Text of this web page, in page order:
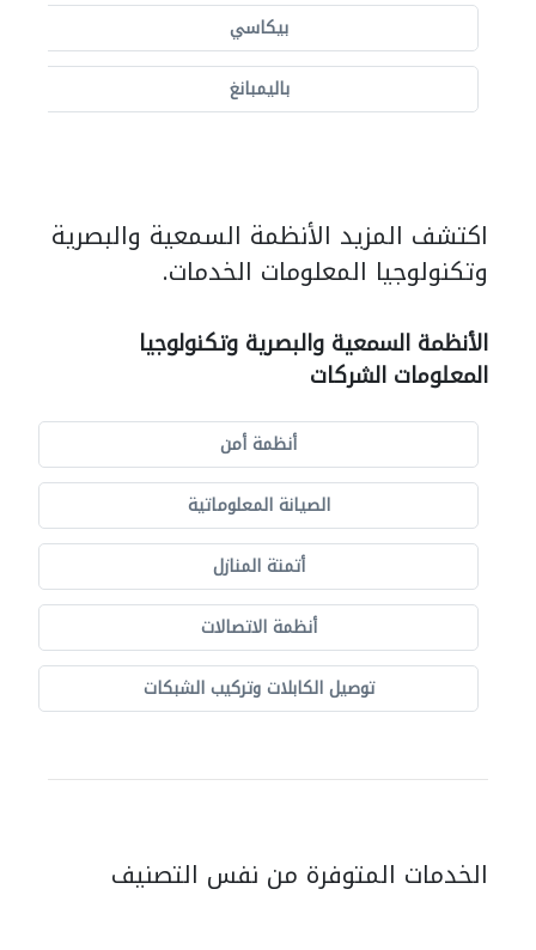
بيكاسي
باليمبانغ
اكتشف المزيد الأنظمة السمعية والبصرية
وتكنولوجيا المعلومات الخدمات.
الأنظمة السمعية والبصرية وتكنولوجيا
المعلومات الشركات
أنظمة أمن
الصيانة المعلوماتية
أتمتة المنازل
أنظمة الاتصالات
توصيل الكابلات وتركيب الشبكات
الخدمات المتوفرة من نفس التصنيف